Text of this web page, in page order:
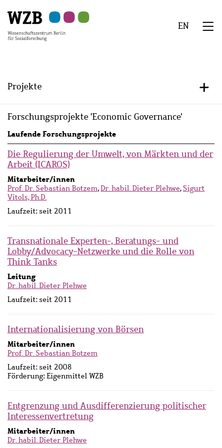
Hauptinhalt
springen
Navigation
springen
Suche
springen
Sekundärnavigation
springen
Fußzeile
springen
EN
Projekte +/-
Forschungsprojekte 'Economic Governance'
Laufende Forschungsprojekte
Die Regulierung der Umwelt, von Märkten und der
Arbeit (ICAROS)
Mitarbeiter/innen
Prof. Dr. Sebastian Botzem,Dr. habil. Dieter Plehwe,Sigurt
Vitols, Ph.D.
Laufzeit: seit 2011
Transnationale Experten-, Beratungs- und
Lobby/Advocacy-Netzwerke und die Rolle von
Think Tanks
Leitung
Dr. habil. Dieter Plehwe
Laufzeit: seit 2011
Internationalisierung von Börsen
Mitarbeiter/innen
Prof. Dr. Sebastian Botzem
Laufzeit: seit 2008
Förderung: Eigenmittel WZB
Entgrenzung und Ausdifferenzierung politischer
Interessenvertretung
Mitarbeiter/innen
Dr. habil. Dieter Plehwe